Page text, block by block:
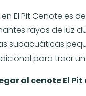
El Pit Cenote es
rayos de luz
subacuáticas
para traer
al cenote El